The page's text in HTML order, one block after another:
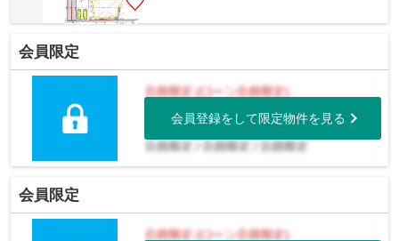
会員限定
会員登録をして限定物件を見る
会員限定